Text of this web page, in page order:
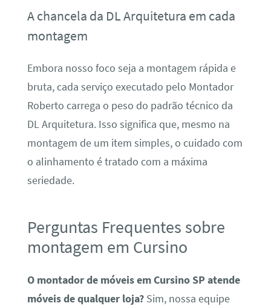
A chancela da DL Arquitetura em cada
montagem
Embora nosso foco seja a montagem rápida e
bruta, cada serviço executado pelo Montador
Roberto carrega o peso do padrão técnico da
DL Arquitetura. Isso significa que, mesmo na
montagem de um item simples, o cuidado com
o alinhamento é tratado com a máxima
seriedade.
Perguntas Frequentes sobre
montagem em Cursino
O montador de móveis em Cursino SP atende
móveis de qualquer loja?Sim, nossa equipe